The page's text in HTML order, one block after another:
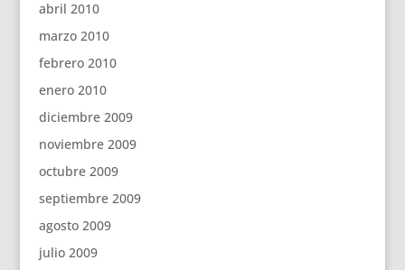
abril 2010
marzo 2010
febrero 2010
enero 2010
diciembre 2009
noviembre 2009
octubre 2009
septiembre 2009
agosto 2009
julio 2009